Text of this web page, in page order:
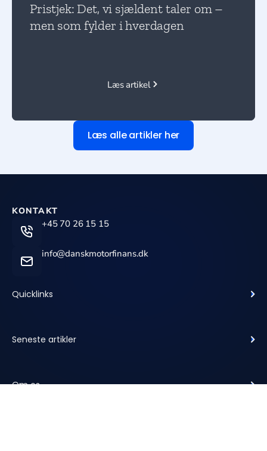
Pristjek: Det, vi sjældent taler om –
men som fylder i hverdagen
Læs artikel
Læs alle artikler her
KONTAKT
+45 70 26 15 15
info@danskmotorfinans.dk
Quicklinks
Seneste artikler
Om os